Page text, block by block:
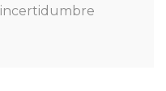
incertidumbre